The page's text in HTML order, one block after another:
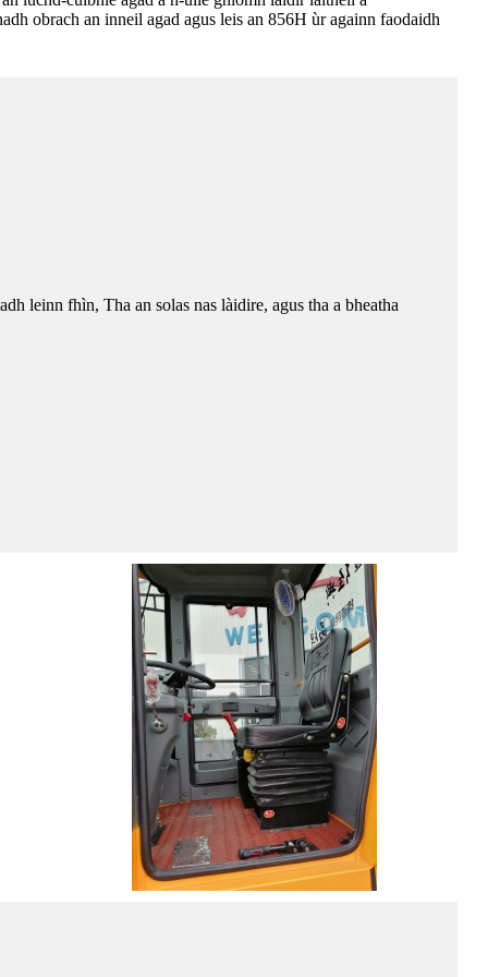
obrach an inneil agad agus leis an 856H ùr againn faodaidh
leinn fhìn, Tha an solas nas làidire, agus tha a bheatha